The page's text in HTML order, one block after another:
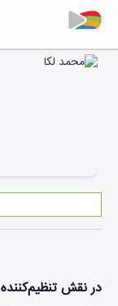
در نقشتنظیم‌کننده